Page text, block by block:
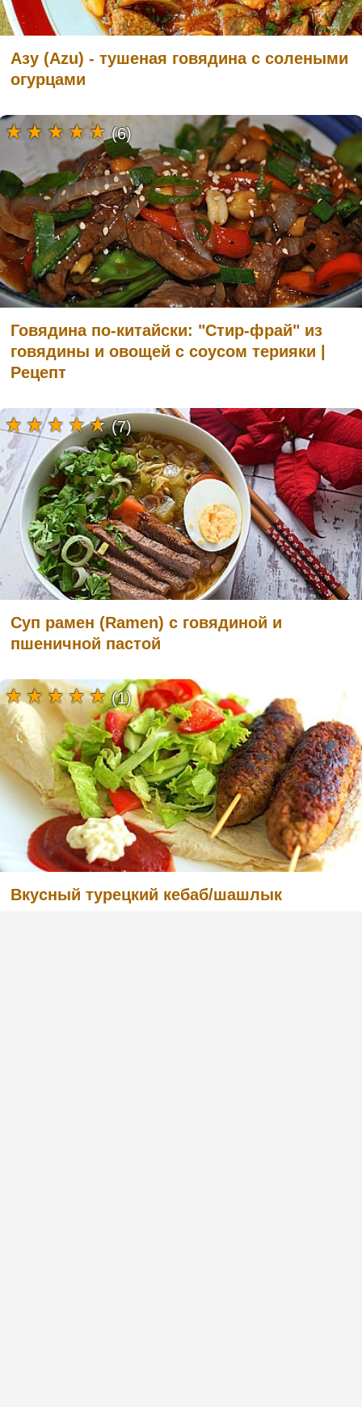
Азу (Azu) - тушеная говядина с солеными
огурцами
Говядина по-китайски: "Стир-фрай" из
говядины и овощей с соусом терияки |
Рецепт
(6)
Суп рамен (Ramen) с говядиной и
пшеничной пастой
(7)
Вкусный турецкий кебаб/шашлык
(1)